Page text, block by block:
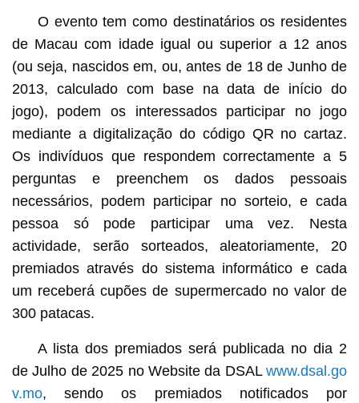
O evento tem como destinatários os residentes
de Macau com idade igual ou superior a 12 anos
(ou seja, nascidos em, ou, antes de 18 de Junho de
2013, calculado com base na data de início do
jogo), podem os interessados participar no jogo
mediante a digitalização do código QR no cartaz.
Os indivíduos que respondem correctamente a 5
perguntas e preenchem os dados pessoais
necessários, podem participar no sorteio, e cada
pessoa só pode participar uma vez. Nesta
actividade, serão sorteados, aleatoriamente, 20
premiados através do sistema informático e cada
um receberá cupões de supermercado no valor de
300 patacas.
A lista dos premiados será publicada no dia 2
de Julho de 2025 no Website da DSALwww.dsal.go
v.mo, sendo os premiados notificados por